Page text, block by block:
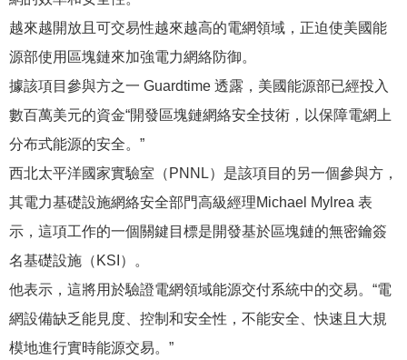
越來越開放且可交易性越來越高的電網領域，正迫使美國能
源部使用區塊鏈來加強電力網絡防御。
據該項目參與方之一 Guardtime 透露，美國能源部已經投入
數百萬美元的資金“開發區塊鏈網絡安全技術，以保障電網上
分布式能源的安全。”
西北太平洋國家實驗室（PNNL）是該項目的另一個參與方，
其電力基礎設施網絡安全部門高級經理Michael Mylrea 表
示，這項工作的一個關鍵目標是開發基於區塊鏈的無密鑰簽
名基礎設施（KSI）。
他表示，這將用於驗證電網領域能源交付系統中的交易。“電
網設備缺乏能見度、控制和安全性，不能安全、快速且大規
模地進行實時能源交易。”